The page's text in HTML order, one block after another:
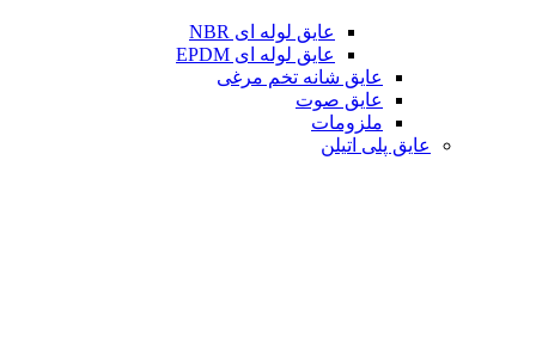
عایق لوله ای NBR
عایق لوله ای EPDM
عایق شانه تخم مرغی
عایق صوت
ملزومات
عایق پلی اتیلن